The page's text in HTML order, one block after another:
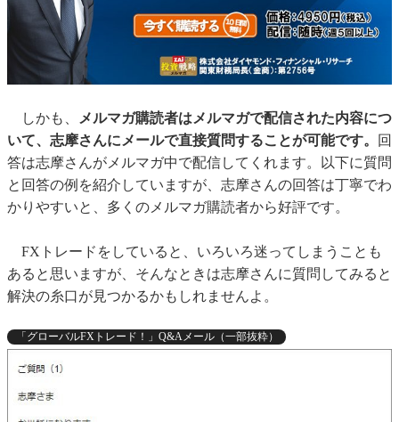
しかも、
メルマガ購読者はメルマガで配信された内容につ
いて、 志摩さんにメールで直接質問することが可能です。
回
答は志摩さんがメルマガ中で配信してくれます。
以下に質問
と回答の例を紹介していますが、 志摩さんの回答は丁寧でわ
かりやすいと、 多くのメルマガ購読者から好評です。
FXトレードをしていると、いろいろ迷ってしまうことも
あると思いますが、そんなときは志摩さんに質問してみると
解決の糸口が見つかるかもしれませんよ。
「グローバルFXトレード！」Q&Aメール（一部抜粋）